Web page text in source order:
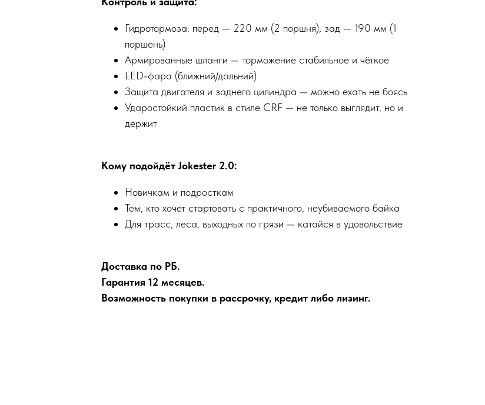
Гидротормоза: перед — 220 мм (2 поршня), зад — 190 мм (1
поршень)
Армированные шланги — торможение стабильное и чёткое
LED-фара (ближний/дальний)
Защита двигателя и заднего цилиндра — можно ехать не боясь
Ударостойкий пластик в стиле CRF — не только выглядит, но и
держит
Кому подойдёт Jokester 2.0:
Новичкам и подросткам
Тем, кто хочет стартовать с практичного, неубиваемого байка
Для трасс, леса, выходных по грязи — катайся в удовольствие
Доставка по РБ.
Гарантия 12 месяцев.
Возможность покупки в рассрочку, кредит либо лизинг.